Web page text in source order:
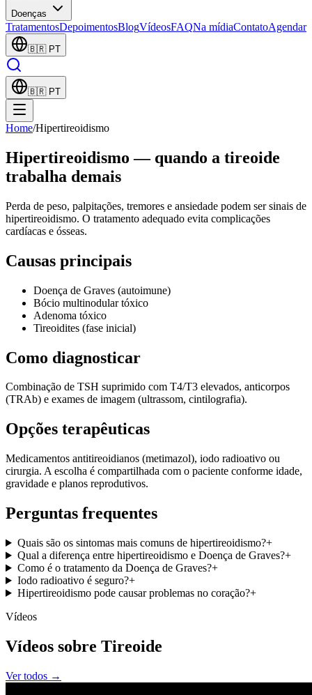
Doenças
TratamentosDepoimentosBlogVídeosFAQNa mídiaContatoAgendar
🇧🇷 PT
🇧🇷 PT
Home/Hipertireoidismo
Hipertireoidismo — quando a tireoide
trabalha demais
Perda de peso, palpitações, tremores e ansiedade podem ser sinais de
hipertireoidismo. O tratamento adequado evita complicações
cardíacas e ósseas.
Causas principais
Doença de Graves (autoimune)
Bócio multinodular tóxico
Adenoma tóxico
Tireoidites (fase inicial)
Como diagnosticar
Combinação de TSH suprimido com T4/T3 elevados, anticorpos
(TRAb) e exames de imagem (ultrassom, cintilografia).
Opções terapêuticas
Medicamentos antitireoidianos (metimazol), iodo radioativo ou
cirurgia. A escolha é compartilhada com o paciente conforme idade,
gravidade e planos reprodutivos.
Perguntas frequentes
Quais são os sintomas mais comuns de hipertireoidismo?+
Qual a diferença entre hipertireoidismo e Doença de Graves?+
Como é o tratamento da Doença de Graves?+
Iodo radioativo é seguro?+
Hipertireoidismo pode causar problemas no coração?+
Vídeos
Vídeos sobre Tireoide
Ver todos →